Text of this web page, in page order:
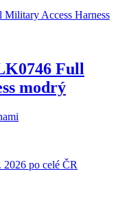
Full
modrý
2026 po celé ČR